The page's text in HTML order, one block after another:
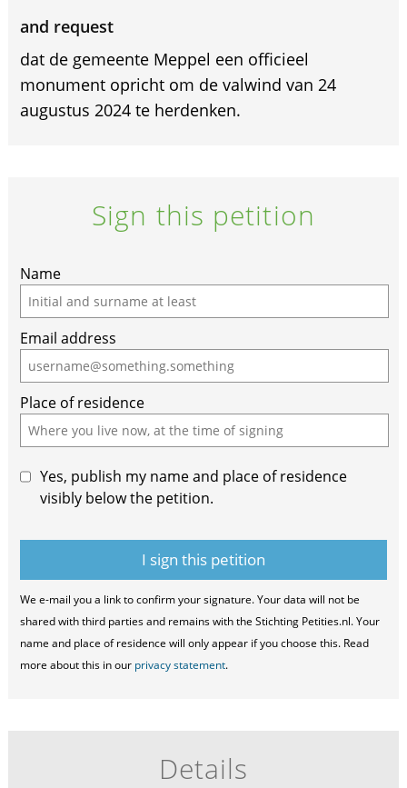
and request
dat de gemeente Meppel een officieel
monument opricht om de valwind van 24
augustus 2024 te herdenken.
Sign this petition
Name
Email address
Place of residence
Yes, publish my name and place of residence
visibly below the petition.
We e-mail you a link to confirm your signature. Your data will not be
shared with third parties and remains with the Stichting Petities.nl. Your
name and place of residence will only appear if you choose this. Read
more about this in our privacy statement.
Details